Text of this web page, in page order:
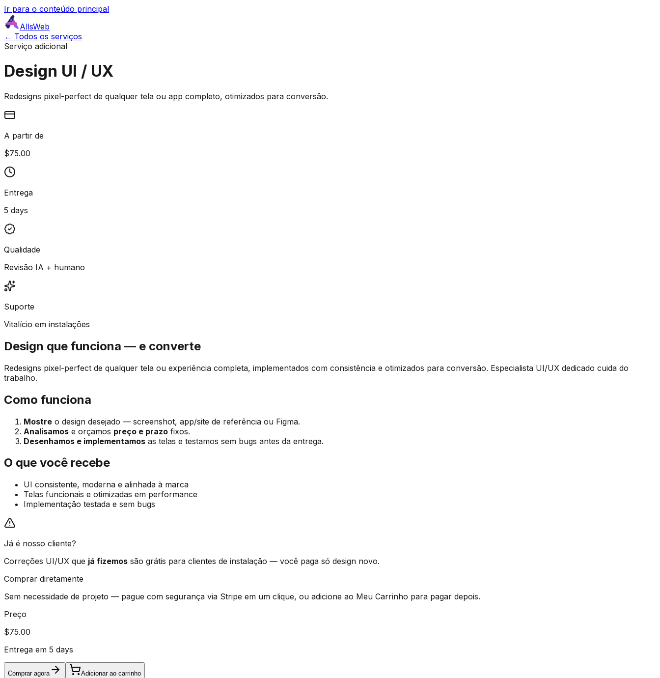
Ir para o conteúdo principal
AllsWeb
← Todos os serviços
Serviço adicional
Design UI / UX
Redesigns pixel-perfect de qualquer tela ou app completo, otimizados para conversão.
A partir de
$75.00
Entrega
5 days
Qualidade
Revisão IA + humano
Suporte
Vitalício em instalações
Design que funciona — e converte
Redesigns pixel-perfect de qualquer tela ou experiência completa, implementados com consistência e otimizados para conversão. Especialista UI/UX dedicado cuida do
trabalho.
Como funciona
Mostre o design desejado — screenshot, app/site de referência ou Figma.
Analisamos e orçamos preço e prazo fixos.
Desenhamos e implementamos as telas e testamos sem bugs antes da entrega.
O que você recebe
UI consistente, moderna e alinhada à marca
Telas funcionais e otimizadas em performance
Implementação testada e sem bugs
Já é nosso cliente?
Correções UI/UX que já fizemos são grátis para clientes de instalação — você paga só design novo.
Comprar diretamente
Sem necessidade de projeto — pague com segurança via Stripe em um clique, ou adicione ao Meu Carrinho para pagar depois.
Preço
$75.00
Entrega em 5 days
Comprar agora Adicionar ao carrinho